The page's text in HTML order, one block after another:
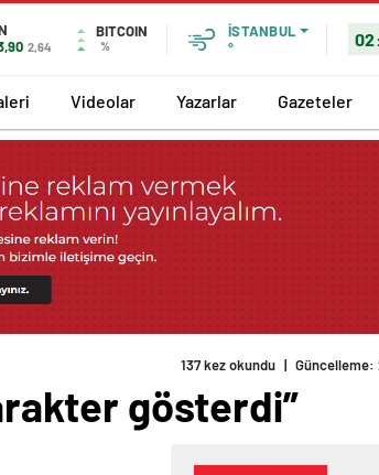
2,64
BITCOIN
%
İSTANBUL
°
Videolar Yazarlar Gazeteler
137 kez okundu | Güncelleme:
gösterdi”